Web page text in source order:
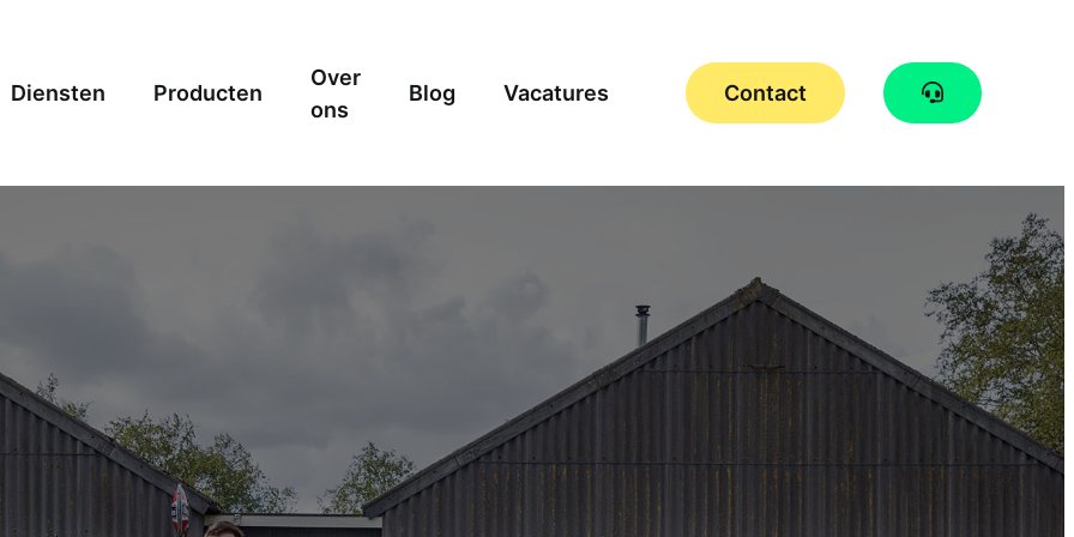
Diensten Producten
Over
ons
Blog Vacatures Contact